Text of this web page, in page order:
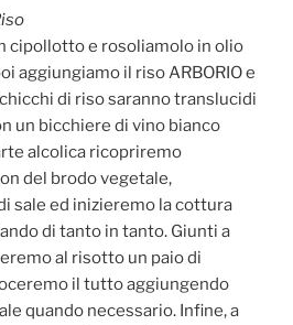
cipollotto e rosoliamolo in olio
aggiungiamo il riso ARBORIO e
di riso saranno translucidi
un bicchiere di vino bianco
alcolica ricopriremo
del brodo vegetale,
sale ed inizieremo la cottura
di tanto in tanto. Giunti a
al risotto un paio di
il tutto aggiungendo
quando necessario. Infine, a